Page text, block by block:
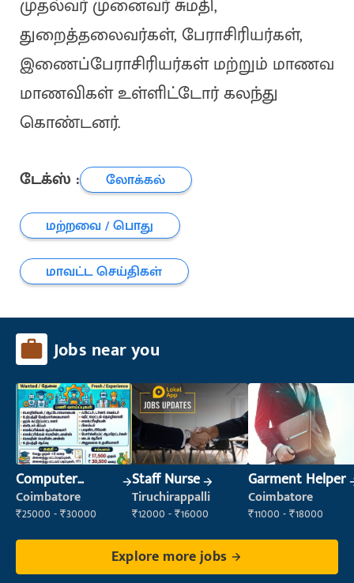
முதல்வர் முனைவர் சுமதி,
துறைத்தலைவர்கள், பேராசிரியர்கள்,
இணைப்பேராசிரியர்கள் மற்றும் மாணவ
மாணவிகள் உள்ளிட்டோர் கலந்து
கொண்டனர்.
டேக்ஸ் :
லோக்கல்
மற்றவை / பொது
மாவட்ட செய்திகள்
Jobs near you
Computer
Operator
Coimbatore
₹25000 - ₹30000
Staff Nurse
Tiruchirappalli
₹12000 - ₹16000
Garment Helper
Coimbatore
₹11000 - ₹18000
Explore more jobs